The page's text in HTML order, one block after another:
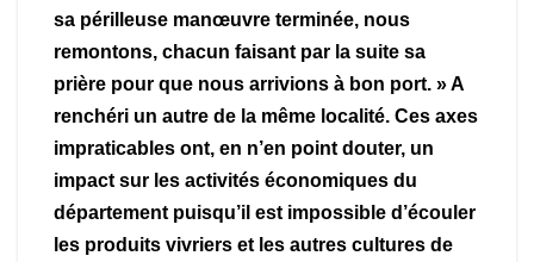
sa périlleuse manœuvre terminée, nous
remontons, chacun faisant par la suite sa
prière pour que nous arrivions à bon port. » A
renchéri un autre de la même localité. Ces axes
impraticables ont, en n’en point douter, un
impact sur les activités économiques du
département puisqu’il est impossible d’écouler
les produits vivriers et les autres cultures de